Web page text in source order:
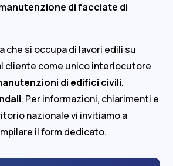
di facciate di
che si occupa di lavori edili su
cliente come unico interlocutore
di edifici civili,
. Per informazioni, chiarimenti e
nazionale vi invitiamo a
il form dedicato.